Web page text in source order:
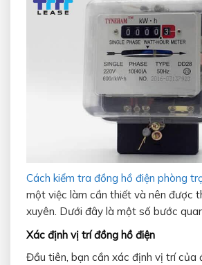
Cách kiểm tra đồng hồ điện phòng
một việc làm cần thiết và nên được
xuyên. Dưới đây là một số bước
Xác định vị trí đồng hồ điện
Đầu tiên, bạn cần xác định vị trí của